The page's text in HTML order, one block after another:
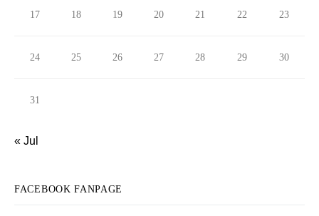
17 18 19 20 21 22 23
24 25 26 27 28 29 30
31
« Jul
FACEBOOK FANPAGE